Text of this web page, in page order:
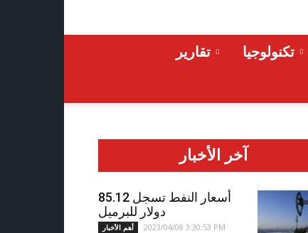
تكنولوجيا
تقارير
آخر الأخبار
أسعار النفط تسجل 85.12
دولار للبرميل
أهم الأخبار 2023/04/08 3:30:53 PM